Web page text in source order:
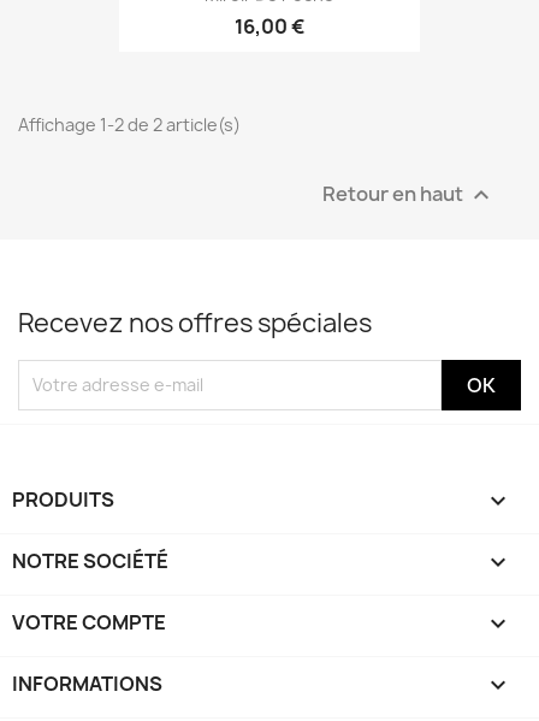
16,00 €
Affichage 1-2 de 2 article(s)
Retour en haut 
Recevez nos offres spéciales
PRODUITS 
NOTRE SOCIÉTÉ 
VOTRE COMPTE 
INFORMATIONS keyboard_arrow_down